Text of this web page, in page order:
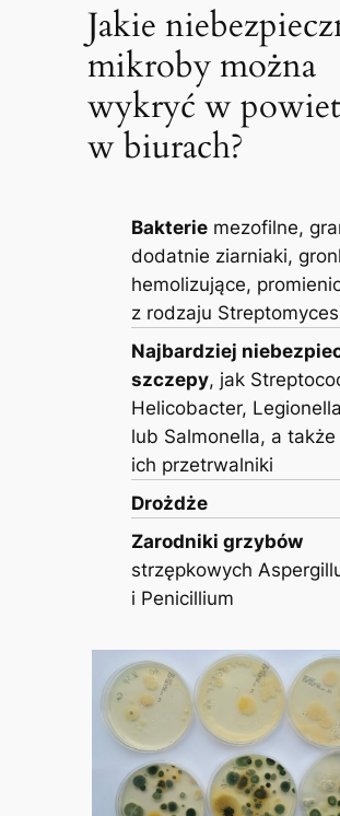
Jakie
mikroby można
wykryć w
w biurach?
Bakteriemezofilne,
dodatnie ziarniaki,
hemolizujące,
z rodzaju Streptomyces
Najbardziej
szczepy, jak
Helicobacter, Legionella
lub Salmonella, a także
ich przetrwalniki
Drożdże
Zarodniki grzybów
strzępkowych
i Penicillium